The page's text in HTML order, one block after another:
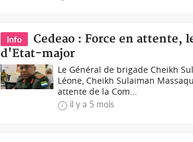
Info
Cedeao : Force en attente,
d'Etat-major
Le Général de brigade Cheikh
Léone, Cheikh Sulaiman
attente de la Com...
il y a 5 mois